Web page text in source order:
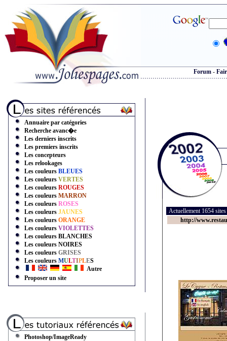
Forum -
Annuaire par catégories
Recherche avanc�e
Les derniers inscrits
Les premiers inscrits
Les concepteurs
Les relookages
Les couleurs BLEUES
Les couleurs VERTES
Les couleurs ROUGES
Les couleurs MARRON
Les couleurs ROSES
Les couleurs JAUNES
Les couleurs ORANGE
Les couleurs VIOLETTES
Les couleurs BLANCHES
Les couleurs NOIRES
Les couleurs GRISES
Les couleurs MULTIPLES
Autre
Proposer un site
Photoshop/ImageReady
Actuellement 1654
http://